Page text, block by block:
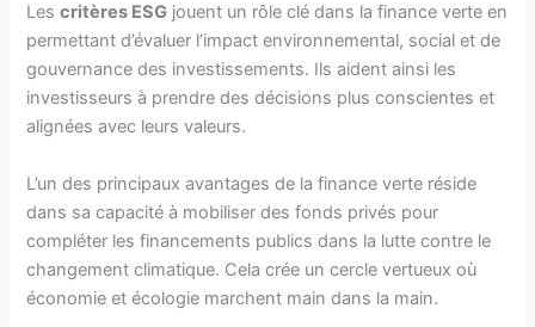
Lescritères ESG jouent un rôle clé dans la finance verte en
permettant d’évaluer l’impact environnemental, social et de
gouvernance des investissements. Ils aident ainsi les
investisseurs à prendre des décisions plus conscientes et
alignées avec leurs valeurs.
L’un des principaux avantages de la finance verte réside
dans sa capacité à mobiliser des fonds privés pour
compléter les financements publics dans la lutte contre le
changement climatique. Cela crée un cercle vertueux où
économie et écologie marchent main dans la main.